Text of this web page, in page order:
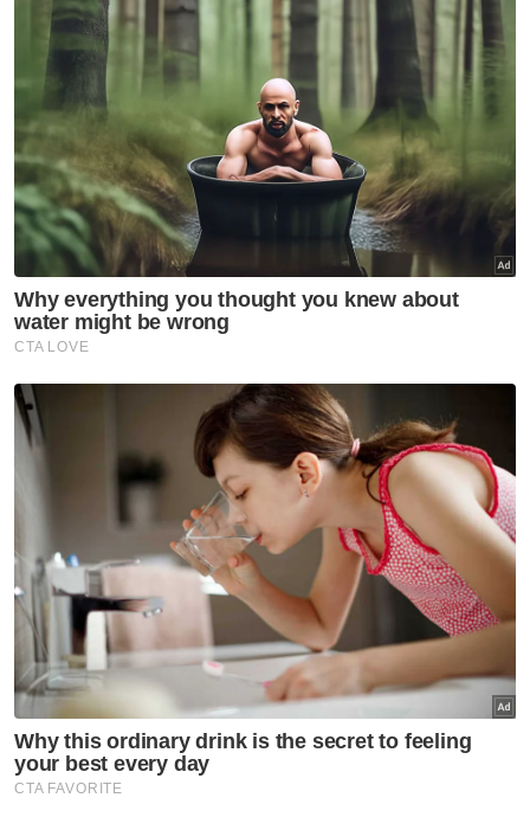
FIFA menuju ke kedudukan 100 terbaik dunia.
Satu-satunya wajah tempatan dalam struktur
organisasi itu merupakan bekas pengendali
Kedah, Nafuzi Zain yang diberikan
tanggungjawab untuk membimbing skuad
bawah 23 tahun negara.
hari!
Bagaimanapun, difahamkan terdapat
beberapa jawatan lagi akan diumumkan
kemudian sekali gus melengkapkan
organisasi penstrukturan Harimau Malaya itu.
Justeru, Sadek turut mencadangkan agar
ruang seluasnya dibuka terutama dalam
memberikan pendedahan kepada individu